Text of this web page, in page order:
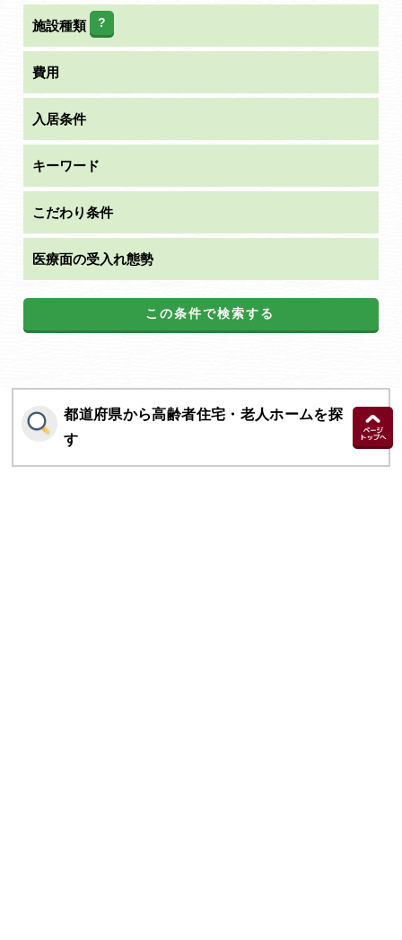
施設種類 ?
費用
入居条件
キーワード
こだわり条件
医療面の受入れ態勢
この条件で検索する
都道府県から高齢者住宅・老人ホームを探
す